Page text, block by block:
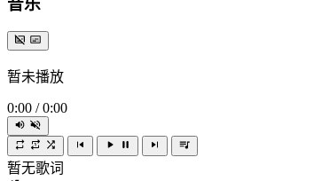
音乐
暂未播放
0:00 / 0:00
暂无歌词